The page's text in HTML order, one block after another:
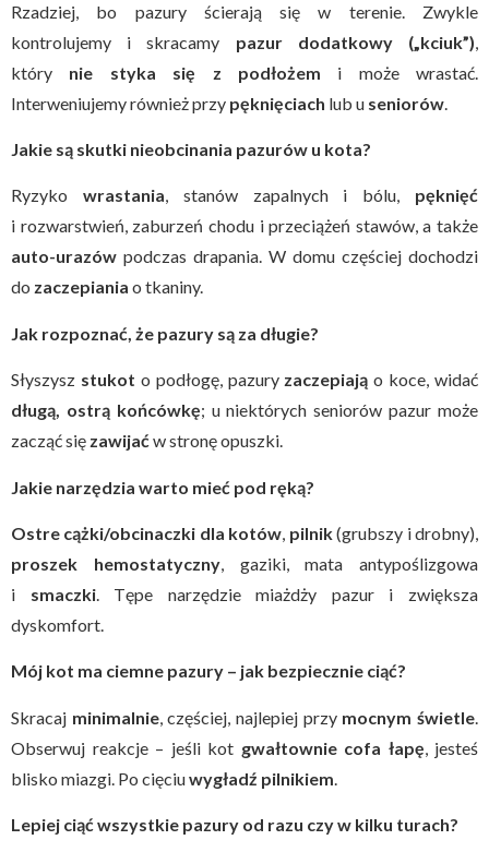
Rzadziej, bo pazury ścierają się w terenie. Zwykle
kontrolujemy i skracamy pazur dodatkowy („kciuk”)
który nie styka się z podłożem i może wrastać.
Interweniujemy również przy pęknięciach lub u seniorów
Jakie są skutki nieobcinania pazurów u kota?
Ryzyko wrastania, stanów zapalnych i bólu, pęknięć
i rozwarstwień, zaburzeń chodu i przeciążeń stawów, a także
auto-urazów podczas drapania. W domu częściej dochodzi
do zaczepiania o tkaniny.
Jak rozpoznać, że pazury są za długie?
Słyszysz stukot o podłogę, pazury zaczepiają o koce, widać
długą, ostrą końcówkę; u niektórych seniorów pazur może
zacząć się zawijaćw stronę opuszki.
Jakie narzędzia warto mieć pod ręką?
Ostre cążki/obcinaczki dla kotów, pilnik(grubszy i drobny),
proszek hemostatyczny, gaziki, mata antypoślizgowa
i smaczki. Tępe narzędzie miażdży pazur i zwiększa
dyskomfort.
Mój kot ma ciemne pazury – jak bezpiecznie ciąć?
Skracaj minimalnie, częściej, najlepiej przy mocnym świetle
Obserwuj reakcje – jeśli kot gwałtownie cofa łapę , jesteś
blisko miazgi. Po cięciuwygładź pilnikiem
Lepiej ciąć wszystkie pazury od razu czy w kilku turach?